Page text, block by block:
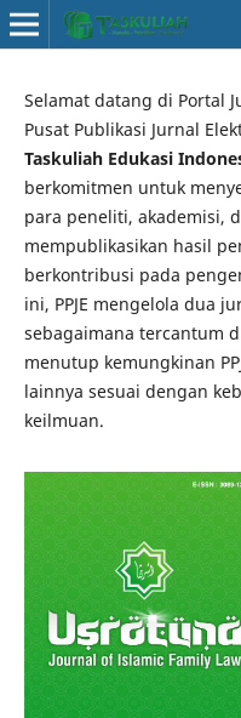
Selamat datang di Portal
Pusat Publikasi Jurnal
Taskuliah Edukasi
berkomitmen untuk
para peneliti, akademisi,
mempublikasikan hasil
berkontribusi pada
ini, PPJE mengelola dua
sebagaimana tercantum
menutup kemungkinan
lainnya sesuai dengan
keilmuan.